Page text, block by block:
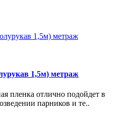
1,5м) метраж
пленка отлично подойдет в
парников и те..